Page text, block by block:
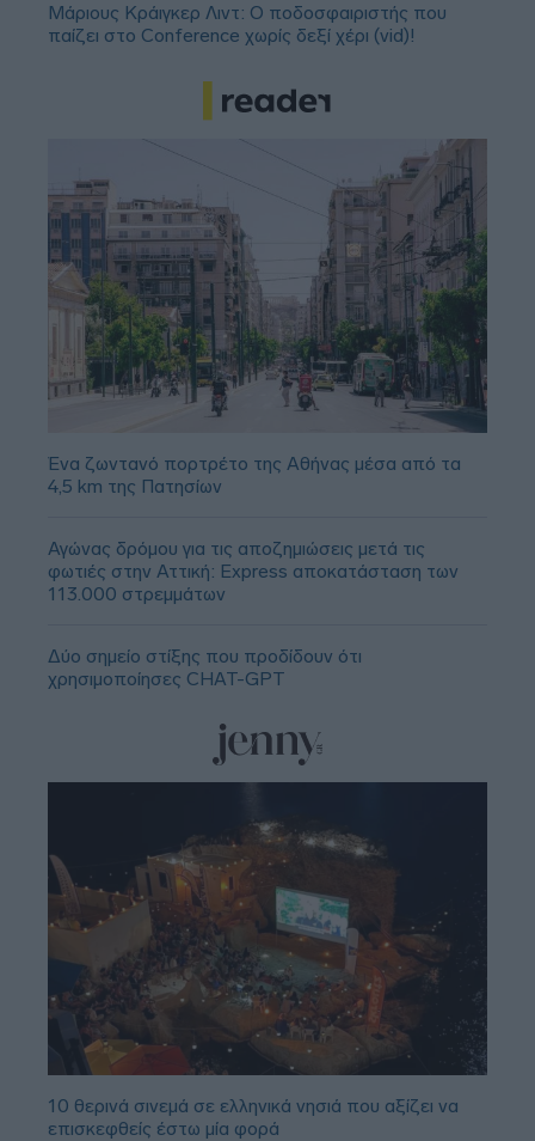
Μάριους Κράιγκερ Λιντ: Ο ποδοσφαιριστής που
παίζει στο Conference χωρίς δεξί χέρι (vid)!
Ένα ζωντανό πορτρέτο της Αθήνας μέσα από τα
4,5 km της Πατησίων
Αγώνας δρόμου για τις αποζημιώσεις μετά τις
φωτιές στην Αττική: Express αποκατάσταση των
113.000 στρεμμάτων
Δύο σημείο στίξης που προδίδουν ότι
χρησιμοποίησες CHAT-GPT
10 θερινά σινεμά σε ελληνικά νησιά που αξίζει να
επισκεφθείς έστω μία φορά